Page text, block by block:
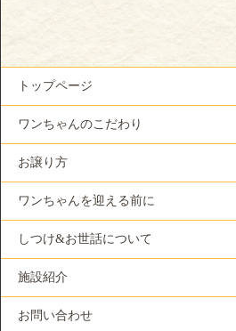
トップページ
ワンちゃんのこだわり
お譲り方
ワンちゃんを迎える前に
しつけ&お世話について
施設紹介
お問い合わせ